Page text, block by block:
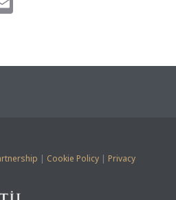
| Cookie Policy | Privacy